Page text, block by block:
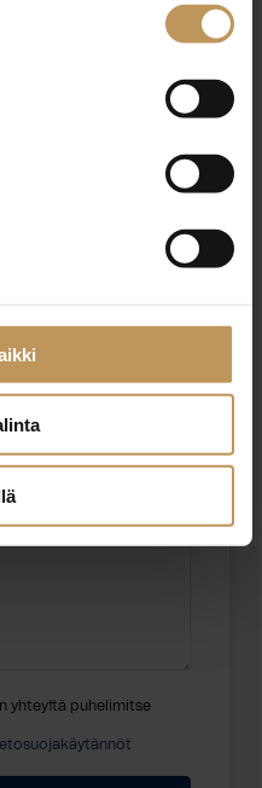
yhteyttä puhelimitse